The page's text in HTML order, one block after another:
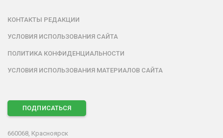
КОНТАКТЫ РЕДАКЦИИ
УСЛОВИЯ ИСПОЛЬЗОВАНИЯ САЙТА
ПОЛИТИКА КОНФИДЕНЦИАЛЬНОСТИ
УСЛОВИЯ ИСПОЛЬЗОВАНИЯ МАТЕРИАЛОВ САЙТА
ПОДПИСАТЬСЯ
660068, Красноярск